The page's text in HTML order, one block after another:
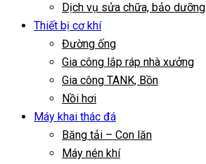
Dịch vụ sửa chữa, bảo dưỡng
Thiết bị cơ khí
Đường ống
Gia công lắp ráp nhà xưởng
Gia công TANK, Bồn
Nồi hơi
Máy khai thác đá
Băng tải – Con lăn
Máy nén khí